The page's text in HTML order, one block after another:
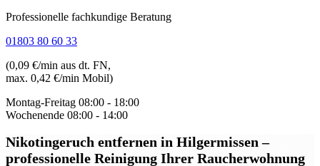
Professionelle fachkundige Beratung
01803 80 60 33
(0,09 €/min aus dt. FN,
max. 0,42 €/min Mobil)
Montag-Freitag 08:00 - 18:00
Wochenende 08:00 - 14:00
Nikotingeruch entfernen in Hilgermissen–
professionelle Reinigung Ihrer Raucherwohnung